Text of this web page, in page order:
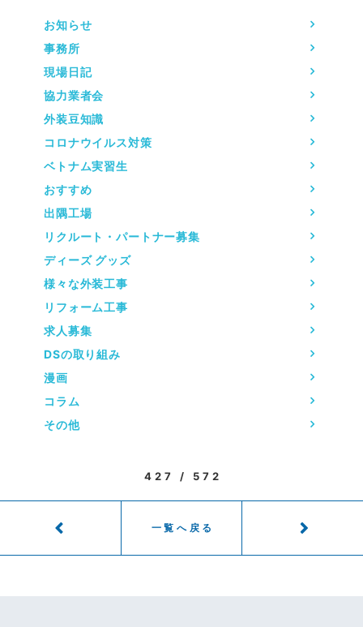
お知らせ
事務所
現場日記
協力業者会
外装豆知識
コロナウイルス対策
ベトナム実習生
おすすめ
出隅工場
リクルート・パートナー募集
ディーズ グッズ
様々な外装工事
リフォーム工事
求人募集
DSの取り組み
漫画
コラム
その他
427 / 572
一覧へ戻る